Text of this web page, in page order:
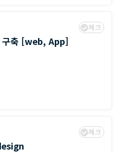
체크
구축 [web, App]
체크